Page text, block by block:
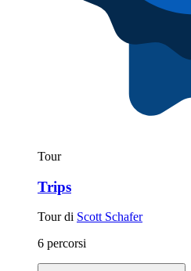
Tour
Trips
Tour di Scott Schafer
6 percorsi